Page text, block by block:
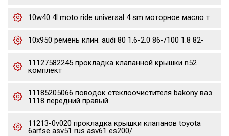
10w40 4l moto ride universal 4 sm моторное масло т
10x950 ремень клин. audi 80 1.6-2.0 86-/100 1.8 82-
11127582245 прокладка клапанной крышки n52
комплект
11185205066 поводок стеклоочистителя bakony ваз
1118 передний правый
11213-0v020 прокладка крышки клапанов toyota
6arfse asv51 rus asv61 es200/